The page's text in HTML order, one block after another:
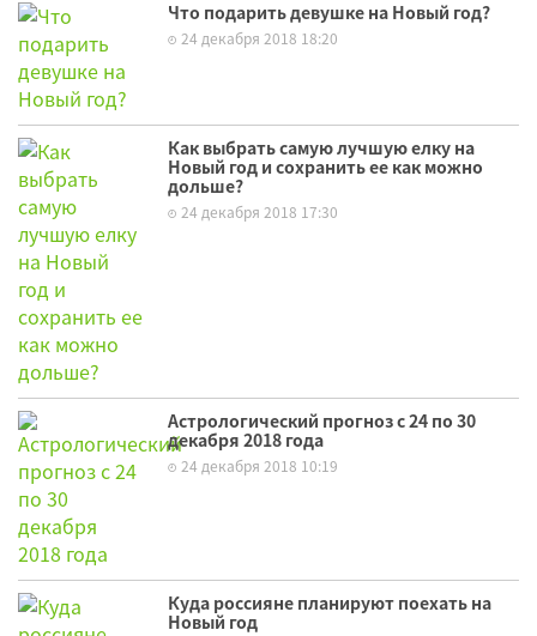
Что подарить девушке на Новый год?
24 декабря 2018 18:20
Как выбрать самую лучшую елку на
Новый год и сохранить ее как можно
дольше?
24 декабря 2018 17:30
Астрологический прогноз с 24 по 30
декабря 2018 года
24 декабря 2018 10:19
Куда россияне планируют поехать на
Новый год